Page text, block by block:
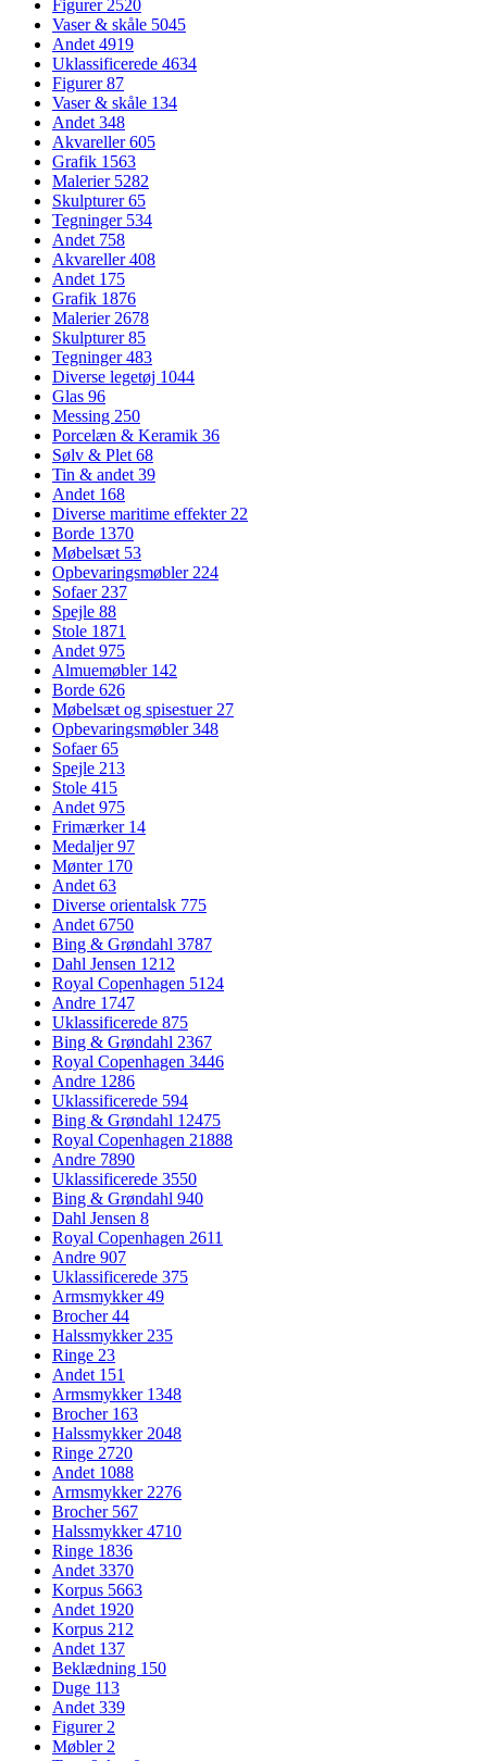
Figurer2520
Vaser & skåle 5045
Andet4919
Uklassificerede 4634
Figurer87
Vaser & skåle 134
Andet348
Akvareller605
Grafik 1563
Malerier 5282
Skulpturer65
Tegninger 534
Andet 758
Akvareller408
Andet 175
Grafik 1876
Malerier2678
Skulpturer85
Tegninger483
Diverse legetøj 1044
Glas 96
Messing 250
Porcelæn & Keramik 36
Sølv & Plet68
Tin & andet39
Andet 168
Diverse maritime effekter22
Borde 1370
Møbelsæt 53
Opbevaringsmøbler224
Sofaer237
Spejle 88
Stole 1871
Andet975
Almuemøbler 142
Borde 626
Møbelsæt og spisestuer27
Opbevaringsmøbler348
Sofaer65
Spejle 213
Stole 415
Andet975
Frimærker 14
Medaljer97
Mønter 170
Andet63
Diverse orientalsk 775
Andet6750
Bing & Grøndahl 3787
Dahl Jensen 1212
Royal Copenhagen 5124
Andre 1747
Uklassificerede 875
Bing & Grøndahl 2367
Royal Copenhagen 3446
Andre 1286
Uklassificerede 594
Bing & Grøndahl 12475
Royal Copenhagen 21888
Andre 7890
Uklassificerede 3550
Bing & Grøndahl 940
Dahl Jensen 8
Royal Copenhagen 2611
Andre 907
Uklassificerede 375
Armsmykker49
Brocher44
Halssmykker235
Ringe 23
Andet 151
Armsmykker 1348
Brocher 163
Halssmykker2048
Ringe 2720
Andet 1088
Armsmykker2276
Brocher 567
Halssmykker4710
Ringe 1836
Andet3370
Korpus 5663
Andet 1920
Korpus 212
Andet 137
Beklædning 150
Duge 113
Andet339
Figurer2
Møbler2